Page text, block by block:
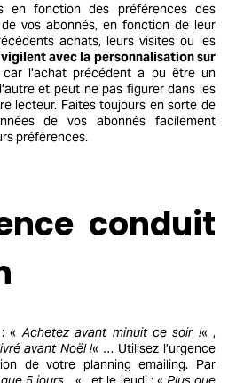
en fonction des préférences des
vos abonnés, en fonction de leur
achats, leurs visites ou les
avec la personnalisation sur
car l’achat précédent a pu être un
et peut ne pas figurer dans les
lecteur. Faites toujours en sorte de
de vos abonnés facilement
préférences.
conduit
: «Achetez avant minuit ce soir !« ,
avant Noël !« … Utilisez l’urgence
de votre planning emailing. Par